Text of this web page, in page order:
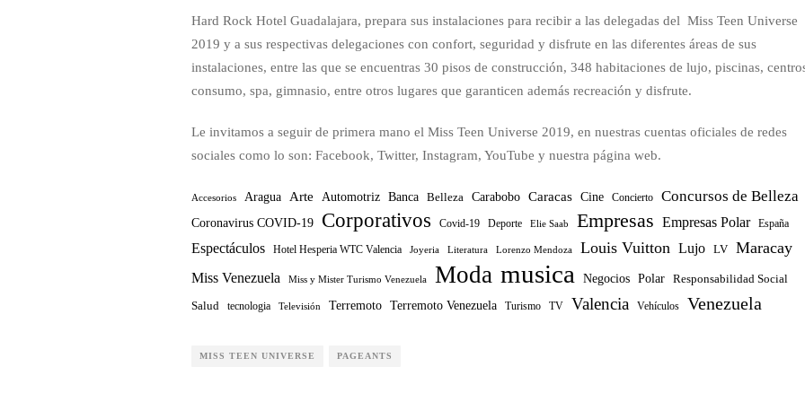
Hard Rock Hotel Guadalajara, prepara sus instalaciones para recibir a las delegadas del Miss Teen Universe
2019 y a sus respectivas delegaciones con confort, seguridad y disfrute en las diferentes áreas de sus
instalaciones, entre las que se encuentras 30 pisos de construcción, 348 habitaciones de lujo, piscinas,
consumo, spa, gimnasio, entre otros lugares que garanticen además recreación y disfrute.
Le invitamos a seguir de primera mano el Miss Teen Universe 2019, en nuestras cuentas oficiales de redes
sociales como lo son: Facebook, Twitter, Instagram, YouTube y nuestra página web.
Accesorios Aragua Arte Automotriz Banca Belleza Carabobo Caracas Cine Concierto Concursos de Belleza
Coronavirus COVID-19 Corporativos Covid-19 Deporte Elie Saab Empresas Empresas Polar España
Espectáculos Hotel Hesperia WTC Valencia Joyeria Literatura Lorenzo Mendoza Louis Vuitton Lujo LV Maracay
Miss Venezuela Miss y Mister Turismo Venezuela Moda musica Negocios Polar Responsabilidad Social
Salud tecnologia Televisión Terremoto Terremoto Venezuela Turismo TV Valencia Vehículos Venezuela
MISS TEEN UNIVERSE PAGEANTS